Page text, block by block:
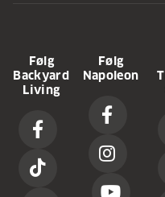
Følg
Backyard
Living
Følg
Napoleon